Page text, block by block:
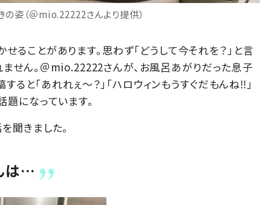
の姿（＠mio.22222さんより提供）
ることがあります。思わず「どうして今それを？」と言
せん。＠mio.22222さんが、お風呂あがりだった息子
と「あれれぇ〜？」「ハロウィンもうすぐだもんね‼︎」
題になっています。
聞きました。
は…